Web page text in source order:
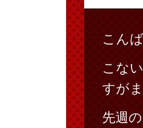
こん
こな
すが
先週